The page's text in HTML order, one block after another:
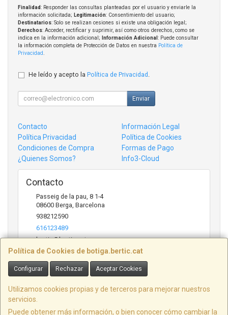
Política de Cookies de botiga.bertic.cat
Configurar Rechazar Aceptar Cookies
Utilizamos cookies propias y de terceros para mejorar nuestros
servicios.
Puede obtener más información, o bien conocer cómo cambiar la
Finalidad: Responder las consultas planteadas por el usuario y enviarle la
información solicitada; Legitimación: Consentimiento del usuario;
Destinatarios: Solo se realizan cesiones si existe una obligación legal;
Derechos: Acceder, rectificar y suprimir, así como otros derechos, como se
indica en la información adicional;
Información Adicional : Puede consultar
la información completa de Protección de Datos en nuestra Política de
Privacidad
He leído y acepto la Política de Privacidad
Enviar
Contacto
Información Legal
Política Privacidad
Política de Cookies
Condiciones de Compra
Formas de Pago
¿Quienes Somos?
Info3-Cloud
Contacto
Passeig de la pau, 8 1-4
08600 Berga Barcelona
938212590
616123489
bertic@bertic.cat
Horario
Lunes a Viernes (9h-14h | 15h-18h)